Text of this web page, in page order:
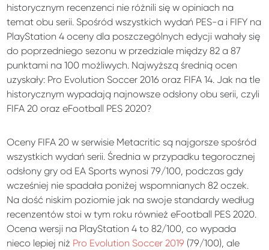
historycznym recenzenci nie różnili się w opiniach na
temat obu serii. Spośród wszystkich wydań PES-a i FIFY na
PlayStation 4 oceny dla poszczególnych edycji wahały się
do poprzedniego sezonu w przedziale między 82 a 87
punktami na 100 możliwych. Najwyższą średnią ocen
uzyskały: Pro Evolution Soccer 2016 oraz FIFA 14. Jak na tle
historycznym wypadają najnowsze odsłony obu serii, czyli
FIFA 20 oraz eFootball PES 2020?
Oceny FIFA 20 w serwisie Metacritic są najgorsze spośród
wszystkich wydań serii. Średnia w przypadku tegorocznej
odsłony gry od EA Sports wynosi 79/100, podczas gdy
wcześniej nie spadała poniżej wspomnianych 82 oczek.
Na dość niskim poziomie jak na swoje standardy według
recenzentów stoi w tym roku również eFootball PES 2020.
Ocena wersji na PlayStation 4 to 82/100, co wypada
nieco lepiej niż Pro Evolution Soccer 2019 (79/100), ale